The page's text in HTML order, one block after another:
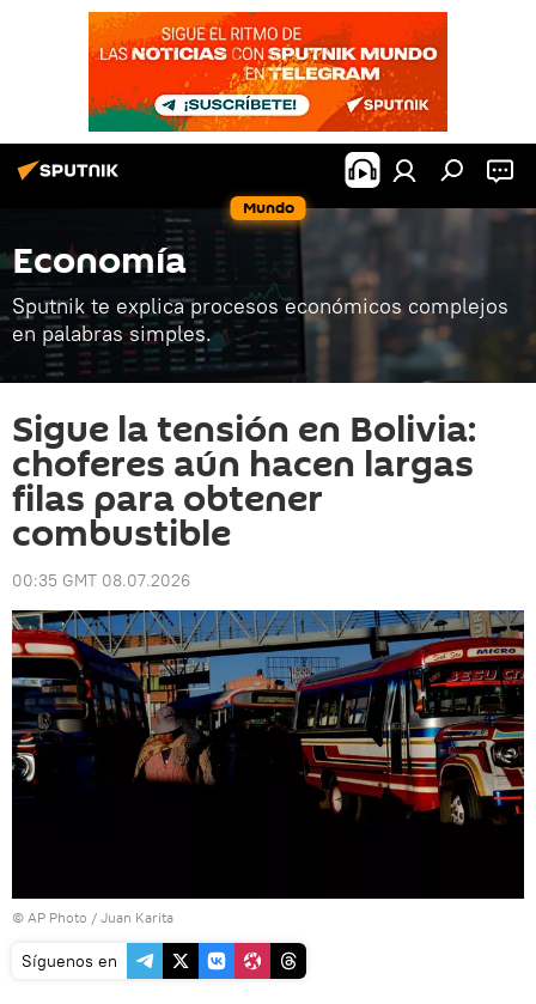
Mundo
Economía
Sputnik te explica procesos económicos complejos
en palabras simples.
Sigue la tensión en Bolivia:
choferes aún hacen largas
filas para obtener
combustible
00:35 GMT 08.07.2026
© AP Photo / Juan Karita
Síguenos en